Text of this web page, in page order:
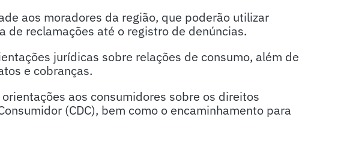
aos moradores da região, que poderão utilizar
de reclamações até o registro de denúncias.
jurídicas sobre relações de consumo, além de
e cobranças.
aos consumidores sobre os direitos
(CDC), bem como o encaminhamento para